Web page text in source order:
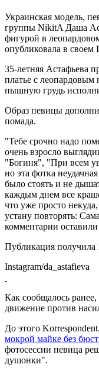
Украинская модель,
группы NikitA Даша
фигурой в
опубликовала в своем
35-летняя Астафьева
платье с
пышную грудь
Образ певицы
помада.
"Тебе срочно надо
очень взросло
"Богиня", "При всем
но эта фотка
было стоять и не
каждым днем все
что уже просто
устану повторять:
комментарии
Публикация получила
Instagram/da_astafieva
Как сообщалось ранее,
движение против
До этого
мокрой майке без
фотосессии певица
душонки".